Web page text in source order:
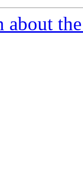
about